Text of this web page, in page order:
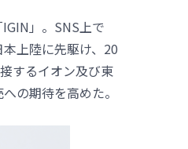
」。SNS上で
上陸に先駆け、20
するイオン及び東
の期待を高めた。